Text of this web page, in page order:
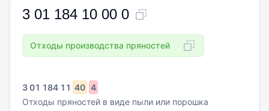
3 01 184 10 00 0
Отходы производства пряностей
301 184 11 40 4
Отходы пряностей в виде пыли или порошка